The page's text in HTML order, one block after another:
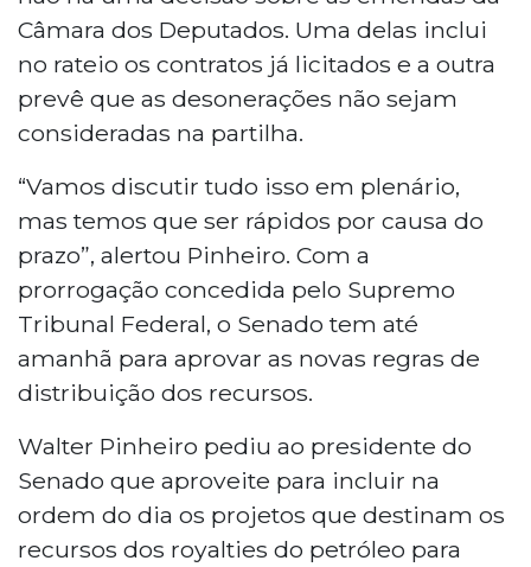
Câmara dos Deputados. Uma delas inclui
no rateio os contratos já licitados e a outra
prevê que as desonerações não sejam
consideradas na partilha.
“Vamos discutir tudo isso em plenário,
mas temos que ser rápidos por causa do
prazo”, alertou Pinheiro. Com a
prorrogação concedida pelo Supremo
Tribunal Federal, o Senado tem até
amanhã para aprovar as novas regras de
distribuição dos recursos.
Walter Pinheiro pediu ao presidente do
Senado que aproveite para incluir na
ordem do dia os projetos que destinam os
recursos dos royalties do petróleo para